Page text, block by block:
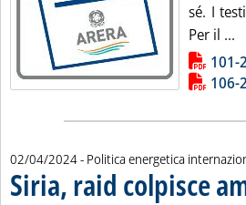
sé. I
Per il ...
Lista allegati PDF alla 101-
106-
02/04/2024- Politica energetica
Siria, raid colpisce